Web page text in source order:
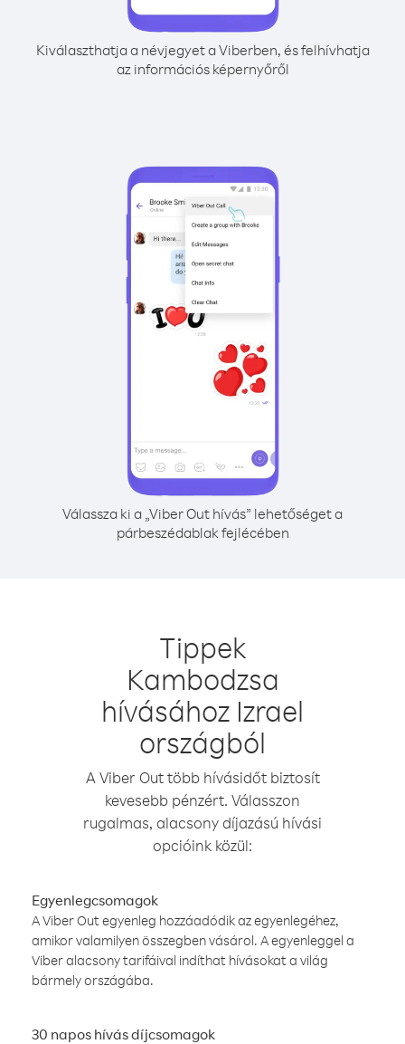
Kiválaszthatja a névjegyet a Viberben, és felhívhatja
az információs képernyőről
Válassza ki a „Viber Out hívás” lehetőséget a
párbeszédablak fejlécében
Tippek
Kambodzsa
hívásához Izrael
országból
A Viber Out több hívásidőt biztosít
kevesebb pénzért. Válasszon
rugalmas, alacsony díjazású hívási
opcióink közül:
Egyenlegcsomagok
A Viber Out egyenleg hozzáadódik az egyenlegéhez,
amikor valamilyen összegben vásárol. A egyenleggel a
Viber alacsony tarifáival indíthat hívásokat a világ
bármely országába.
30 napos hívás díjcsomagok